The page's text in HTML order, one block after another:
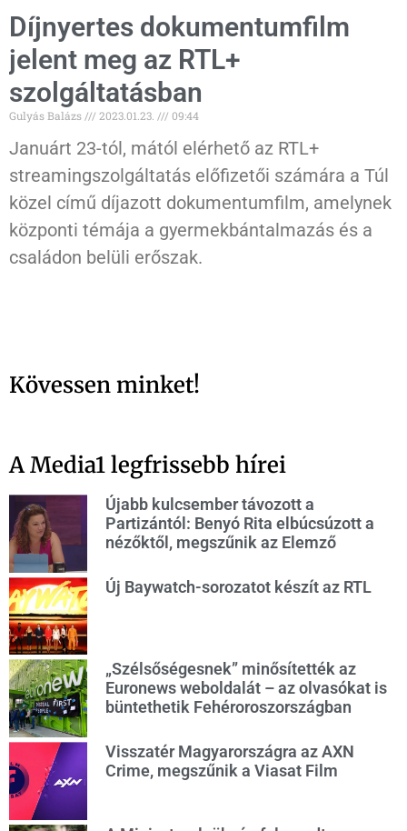
Díjnyertes dokumentumfilm
jelent meg az RTL+
szolgáltatásban
Gulyás Balázs 2023.01.23. 09:44
Januárt 23-tól, mától elérhető az RTL+
streamingszolgáltatás előfizetői számára a Túl
közel című díjazott dokumentumfilm, amelynek
központi témája a gyermekbántalmazás és a
családon belüli erőszak.
Kövessen minket!
A Media1 legfrissebb hírei
Újabb kulcsember távozott a
Partizántól: Benyó Rita elbúcsúzott a
nézőktől, megszűnik az Elemző
Új Baywatch-sorozatot készít az RTL
„Szélsőségesnek” minősítették az
Euronews weboldalát – az olvasókat is
büntethetik Fehéroroszországban
Visszatér Magyarországra az AXN
Crime, megszűnik a Viasat Film